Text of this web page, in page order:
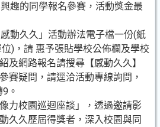
趣的同學報名參賽，活動獎金最
動久久」活動辦法電子檔一份(紙
)，請 惠予張貼學校公佈欄及學校
及網路報名請搜尋【感動久久】
賽疑問，請逕洽活動專線詢問，
。
力校園巡迴座談」，透過邀請影
久久歷屆得獎者，深入校園與同